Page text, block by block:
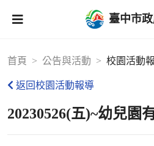
臺中市
首頁 公告與活動 校園活動
返回校園活動報導
20230526(五)~幼兒園